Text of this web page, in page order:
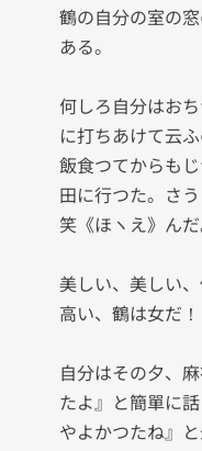
鶴の自分の室の
ある。
何しろ自分はお
に打ちあけて云
飯食つてからも
田に行つた。さ
笑《ほヽえ》んだ
美しい、美しい
高い、鶴は女だ！
自分はその夕、
たよ』と簡單に
やよかつたね』と